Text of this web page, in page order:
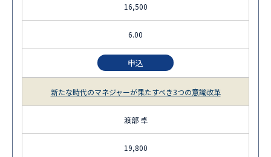
16,500
6.00
申込
新たな時代のマネジャーが果たすべき3つの意識改革
渡部 卓
19,800